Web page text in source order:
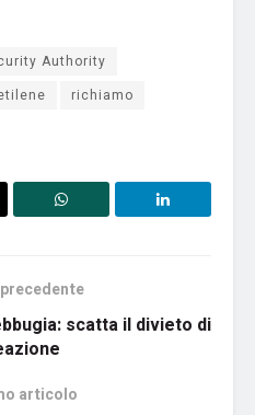
Authority
richiamo
scatta il divieto di
articolo